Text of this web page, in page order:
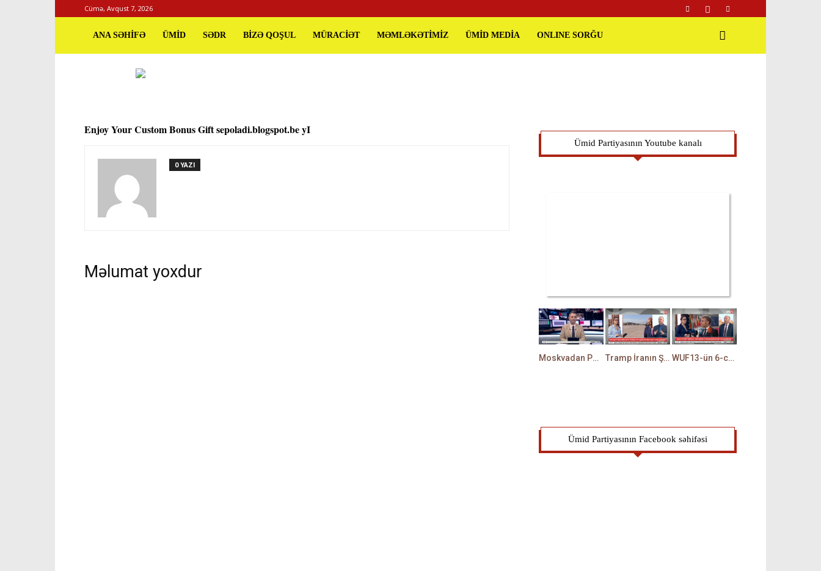
Cümə, Avqust 7, 2026
ANA SƏHİFƏ ÜMİD SƏDR BİZƏ QOŞUL MÜRACİƏT MƏMLƏKƏTİMİZ ÜMİD MEDİA ONLINE SORĞU
Enjoy Your Custom Bonus Gift sepoladi.blogspot.be yI
0 YAZI
Məlumat yoxdur
Ümid Partiyasının Youtube kanalı
Moskvadan Paşinyana XƏBƏRDARLIQ: Rusiya İrəvanda HƏRƏKƏTƏ KEÇDİ - TAMİLLA QULAMİ danışır Tramp İranın ŞƏRTİNİ QƏBUL ETDİ? - Hörmüzlə bağlı RAZILIQ RƏSMƏN AÇIQLANIR -BAKİR HƏDƏNBƏYLİ danışır WUF13-ün 6-cı gününə start verildi: Hansı mövzular müzakirə olunacaq? -TALEH ƏLİYEV danışır
Ümid Partiyasının Facebook səhifəsi